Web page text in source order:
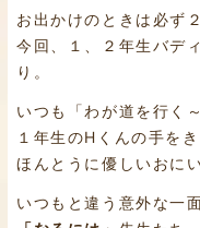
お出かけのときは必ず
今回、１、２年生バデ
り。
いつも「わが道を行く
１年生のHくんの手を
ほんとうに優しいおに
いつもと違う意外な一